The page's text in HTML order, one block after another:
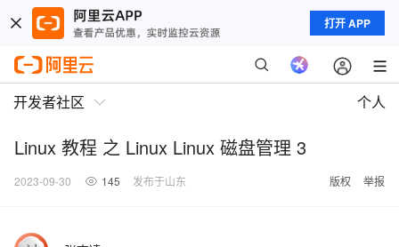
打开 APP
开发者社区 个人
Linux 教程 之 Linux Linux 磁盘管理 3
2023-09-30 145 发布于山东 版权 举报